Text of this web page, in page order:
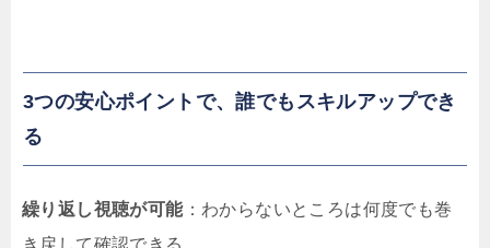
3つの安心ポイントで、誰でもスキルアップでき
る
繰り返し視聴が可能：わからないところは何度でも巻